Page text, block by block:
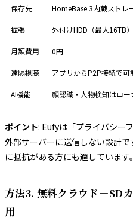
保存先 HomeBase 3内蔵ストレ
拡張 外付けHDD（最大16TB
月額費用 0円
遠隔視聴 アプリからP2P接続で可
AI機能 顔認識・人物検知はロー
ポイント: Eufyは「プライバシー
外部サーバーに送信しない設計
に抵抗がある方にも適しています。
方法3. 無料クラウド＋SD
用